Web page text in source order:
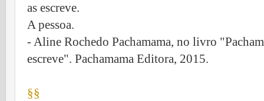
as escreve.
A pessoa.
- Aline Rochedo Pachamama, no livro
escreve". Pachamama Editora, 2015.
§§